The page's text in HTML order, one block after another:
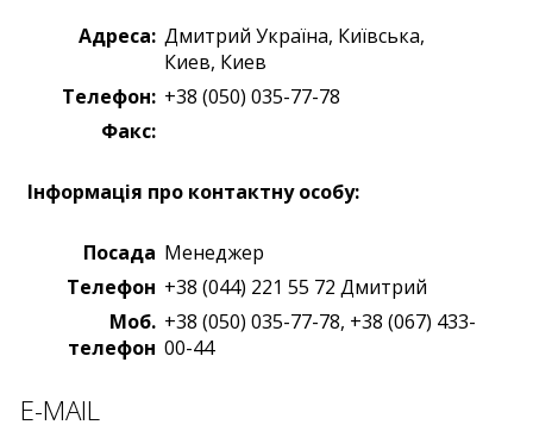
Адреса: Дмитрий Україна, Київська,
Киев, Киев
Телефон: +38 (050) 035-77-78
Факс:
Iнформація про контактну особу:
Посада Менеджер
Телефон +38 (044) 221 55 72 Дмитрий
Моб.
телефон
+38 (050) 035-77-78, +38 (067) 433-
00-44
E-MAIL